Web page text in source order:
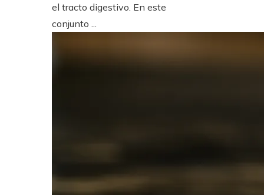
el tracto digestivo. En este
conjunto ...